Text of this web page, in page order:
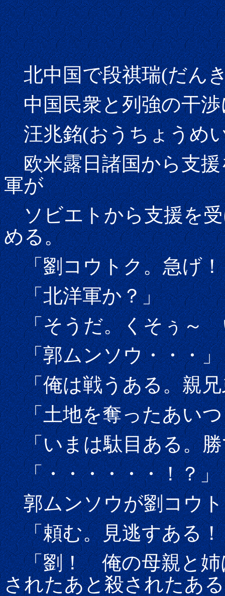
北中国で段祺瑞(だん
中国民衆と列強の干渉
汪兆銘(おうちょうめ
欧米露日諸国から支援
軍が
ソビエトから支援を受
める。
「劉コウトク。急げ
「北洋軍か？」
「そうだ。くそぅ～
「郭ムンソウ・・・」
「俺は戦うある。親兄
「土地を奪ったあいつ
「いまは駄目ある。勝
「・・・・・・！？」
郭ムンソウが劉コウト
「頼む。見逃すある
「劉！ 俺の母親と姉
されたあと殺されたあ